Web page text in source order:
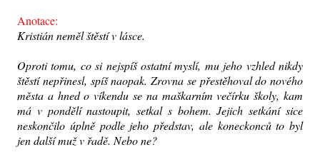
Anotace:
Kristián neměl štěstí v lásce.
Oproti tomu, co si nejspíš ostatní myslí, mu jeho vzhled nikdy
štěstí nepřinesl, spíš naopak. Zrovna se přestěhoval do nového
města a hned o víkendu se na maškarním večírku školy, kam
má v pondělí nastoupit, setkal s bohem. Jejich setkání sice
neskončilo úplně podle jeho představ, ale koneckonců to byl
jen další muž v řadě. Nebo ne?